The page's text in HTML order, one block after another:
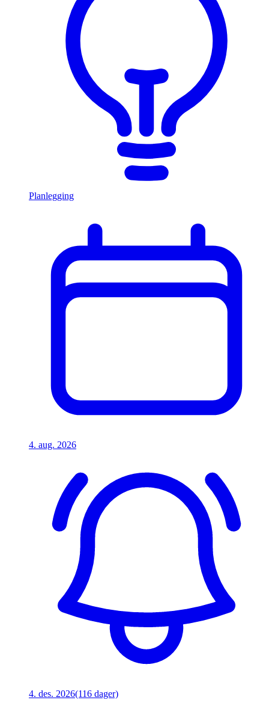
Planlegging
4. aug. 2026
4. des. 2026(116 dager)